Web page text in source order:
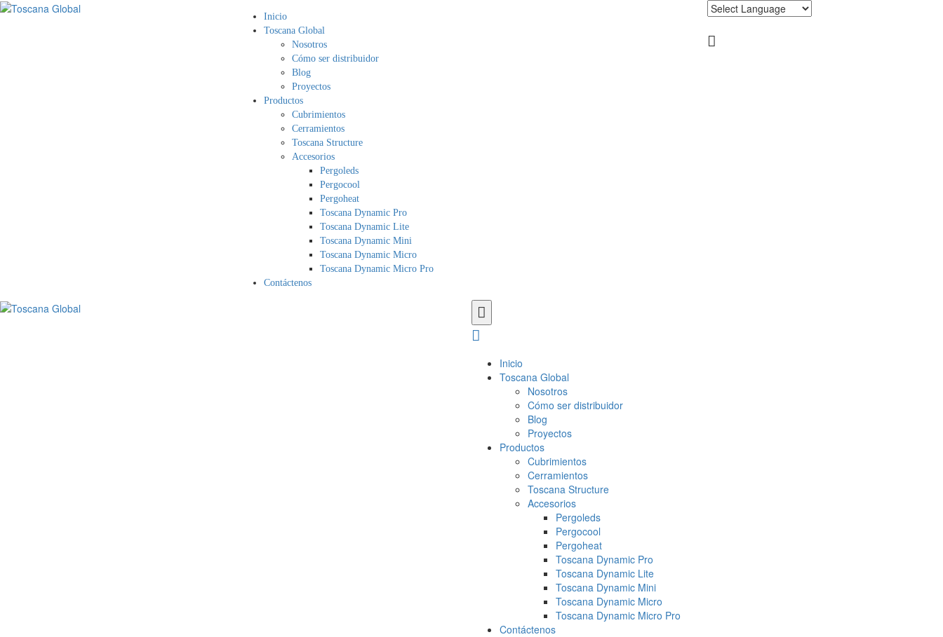
Inicio
Toscana Global
Nosotros
Cómo ser distribuidor
Blog
Proyectos
Productos
Cubrimientos
Cerramientos
Toscana Structure
Accesorios
Pergoleds
Pergocool
Pergoheat
Toscana Dynamic Pro
Toscana Dynamic Lite
Toscana Dynamic Mini
Toscana Dynamic Micro
Toscana Dynamic Micro Pro
Contáctenos
Inicio
Toscana Global
Nosotros
Cómo ser distribuidor
Blog
Proyectos
Productos
Cubrimientos
Cerramientos
Toscana Structure
Accesorios
Pergoleds
Pergocool
Pergoheat
Toscana Dynamic Pro
Toscana Dynamic Lite
Toscana Dynamic Mini
Toscana Dynamic Micro
Toscana Dynamic Micro Pro
Contáctenos